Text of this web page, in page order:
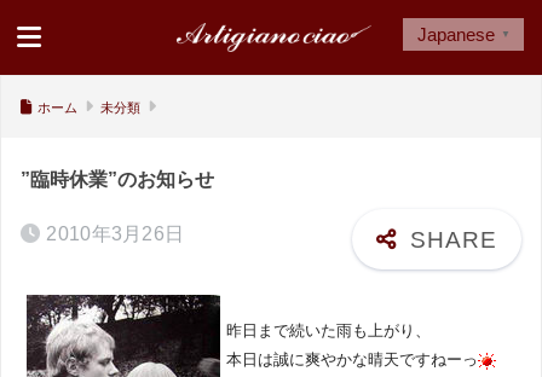
ホーム 未分類
”臨時休業”のお知らせ
2010年3月26日
昨日まで続いた雨も上がり、
本日は誠に爽やかな晴天ですねーっ
Japanese ▼